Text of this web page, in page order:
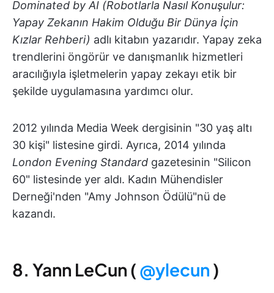
Dominated by AI (Robotlarla Nasıl Konuşulur:
Yapay Zekanın Hakim Olduğu Bir Dünya İçin
Kızlar Rehberi) adlı kitabın yazarıdır. Yapay zeka
trendlerini öngörür ve danışmanlık hizmetleri
aracılığıyla işletmelerin yapay zekayı etik bir
şekilde uygulamasına yardımcı olur.
2012 yılında Media Week dergisinin "30 yaş altı
30 kişi" listesine girdi. Ayrıca, 2014 yılında
London Evening Standard gazetesinin "Silicon
60" listesinde yer aldı. Kadın Mühendisler
Derneği'nden "Amy Johnson Ödülü"nü de
kazandı.
8. Yann LeCun ( @ylecun )